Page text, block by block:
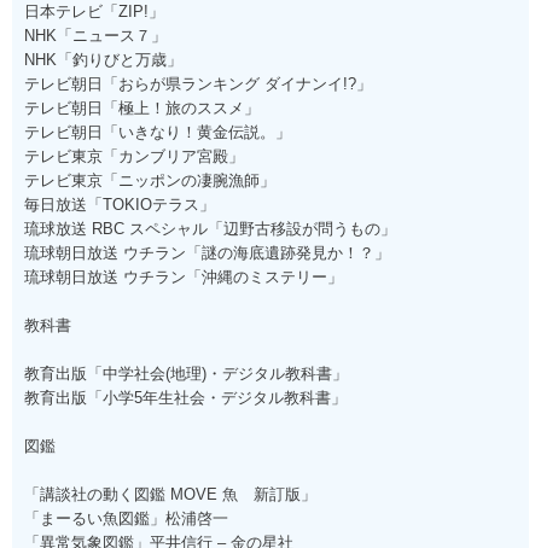
日本テレビ「ZIP!」
NHK「ニュース７」
NHK「釣りびと万歳」
テレビ朝日「おらが県ランキング ダイナンイ!?」
テレビ朝日「極上！旅のススメ」
テレビ朝日「いきなり！黄金伝説。」
テレビ東京「カンブリア宮殿」
テレビ東京「ニッポンの凄腕漁師」
毎日放送「TOKIOテラス」
琉球放送 RBC スペシャル「辺野古移設が問うもの」
琉球朝日放送 ウチラン「謎の海底遺跡発見か！？」
琉球朝日放送 ウチラン「沖縄のミステリー」
教科書
教育出版「中学社会(地理)・デジタル教科書」
教育出版「小学5年生社会・デジタル教科書」
図鑑
「講談社の動く図鑑 MOVE 魚 新訂版」
「まーるい魚図鑑」松浦啓一
「異常気象図鑑」平井信行 – 金の星社